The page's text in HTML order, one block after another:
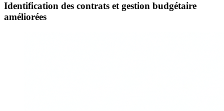
Identification des contrats et gestion budgétaire
améliorées